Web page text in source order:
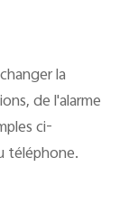
la
de l'alarme
ci-
téléphone.